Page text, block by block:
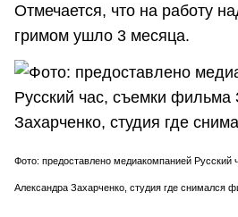
Отмечается, что на работу
гримом ушло 3 месяца.
Фото: предоставлено медиакомпанией
Александра Захарченко, студия где снимался